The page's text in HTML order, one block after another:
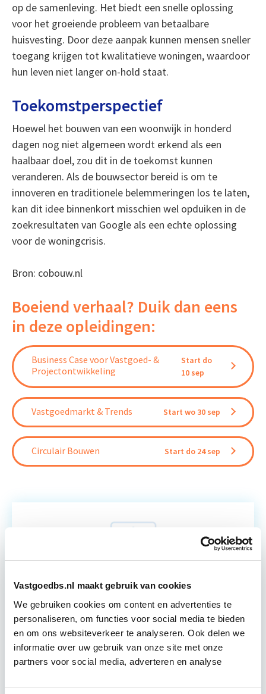
Vastgoedbs.nl maakt gebruik van cookies
We gebruiken cookies om content en advertenties te
personaliseren, om functies voor social media te bieden
en om ons websiteverkeer te analyseren. Ook delen we
informatie over uw gebruik van onze site met onze
partners voor social media, adverteren en analyse
op de samenleving. Het biedt een snelle oplossing
voor het groeiende probleem van betaalbare
huisvesting. Door deze aanpak kunnen mensen sneller
toegang krijgen tot kwalitatieve woningen, waardoor
hun leven niet langer on-hold staat.
Toekomstperspectief
Hoewel het bouwen van een woonwijk in honderd
dagen nog niet algemeen wordt erkend als een
haalbaar doel, zou dit in de toekomst kunnen
veranderen. Als de bouwsector bereid is om te
innoveren en traditionele belemmeringen los te laten,
kan dit idee binnenkort misschien wel opduiken in de
zoekresultaten van Google als een echte oplossing
voor de woningcrisis.
Bron: cobouw.nl
Boeiend verhaal? Duik dan eens
in deze opleidingen:
Business Case voor Vastgoed- &
Projectontwikkeling
Start do
10 sep
Vastgoedmarkt & Trends Start wo 30 sep
Circulair Bouwen Start do 24 sep
Relevant bij dit artikel
Business Case voor Vastgoed- &
Projectontwikkeling
vastgoedprojecten te realiseren en/of te
verbeteren. De belangrijkste trends in vastgoed
komen voorbij, waarbij de… Lees verder
Utrecht en/of online